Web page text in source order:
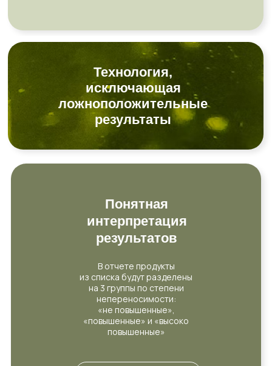
Технология,
исключающая
ложноположительные
результаты
В отчете продукты
из списка будут разделены
на 3 группы по степени
непереносимости:
«не повышенные»,
«повышенные» и «высоко
повышенные»
Понятная
интерпретация
результатов